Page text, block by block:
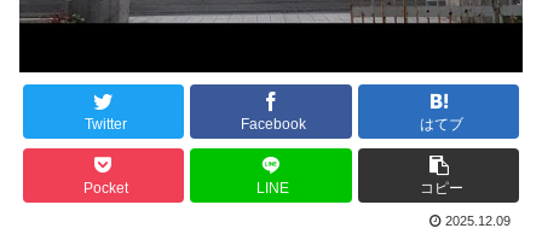
Twitter Facebook はてブ
Pocket LINE コピー
2025.12.09